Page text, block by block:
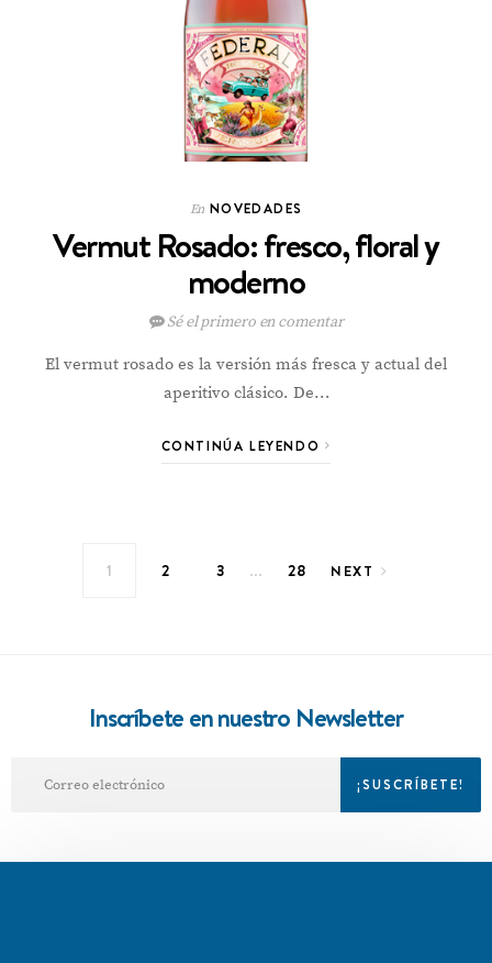
En NOVEDADES
Vermut Rosado: fresco, floral y
moderno
Sé el primero en comentar
El vermut rosado es la versión más fresca y actual del
aperitivo clásico. De…
CONTINÚA LEYENDO
1 2 3 … 28 NEXT
Inscríbete en nuestro Newsletter